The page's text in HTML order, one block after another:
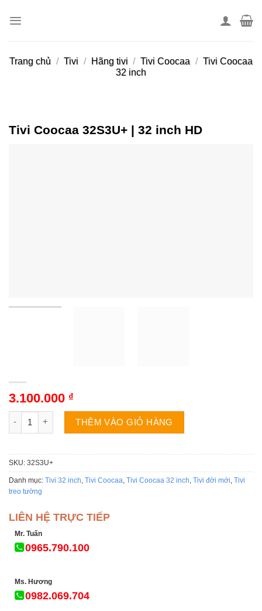
Trang chủ / Tivi / Hãng tivi / Tivi Coocaa / Tivi Coocaa
32 inch
Tivi Coocaa 32S3U+ | 32 inch HD
3.100.000 ₫
Tivi Coocaa 32S3U+ | 32 inch HD số lượng
THÊM VÀO GIỎ HÀNG
SKU: 32S3U+
Danh mục: Tivi 32 inch Tivi Coocaa Tivi Coocaa 32 inch Tivi đời mới Tivi
treo tường
LIÊN HỆ TRỰC TIẾP
Mr. Tuấn
0965.790.100
Ms. Hương
0982.069.704